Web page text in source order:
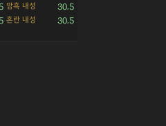
암흑 내성 30.5
혼란 내성 30.5